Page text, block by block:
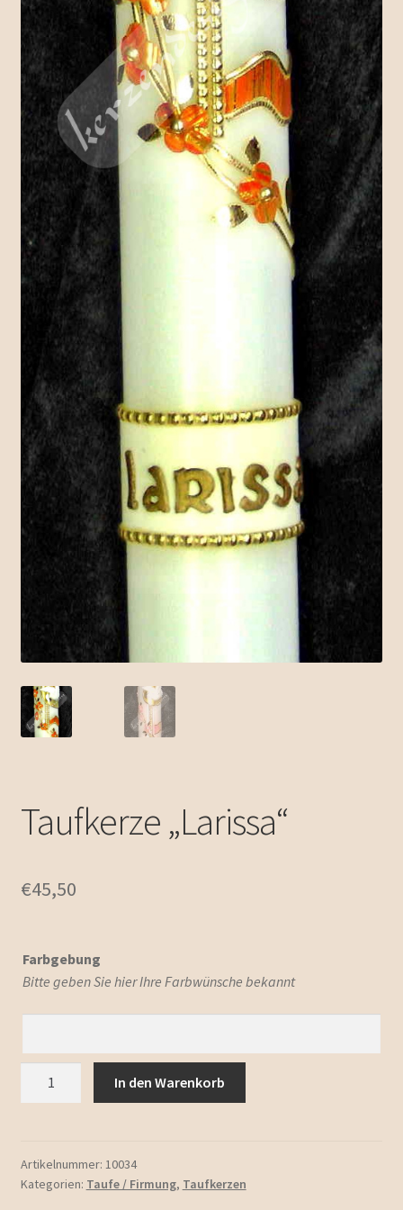
Taufkerze „Larissa“
€45,50
Farbgebung
Bitte geben Sie hier Ihre Farbwünsche bekannt
In den Warenkorb
Artikelnummer: 10034
Kategorien: Taufe / Firmung, Taufkerzen